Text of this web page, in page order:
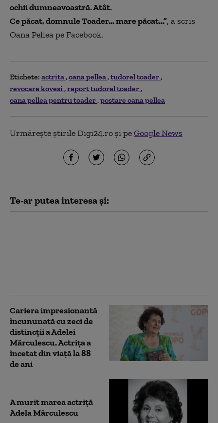
ochii dumneavoastră. Atât.
Ce păcat, domnule Toader... mare păcat...”, a scris
Oana Pellea pe Facebook.
Etichete: actrita oana pellea tudorel toader
revocare kovesi raport tudorel toader
oana pellea pentru toader postare oana pellea
Urmărește știrile Digi24.ro și peGoogle News
Te-ar putea interesa și:
Cariera impresionantă
încununată cu zeci de
distincții a Adelei
Mărculescu. Actrița a
încetat din viață la 88
de ani
A murit marea actriță
Adela Mărculescu